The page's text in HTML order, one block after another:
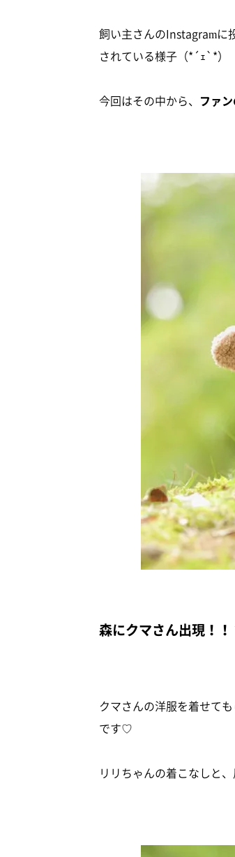
飼い主さんのInstagramに
されている様子（*´ｪ`*）
今回はその中から、 ファ
森にクマさん出現！！
クマさんの洋服を着せて
です♡
リリちゃんの着こなしと